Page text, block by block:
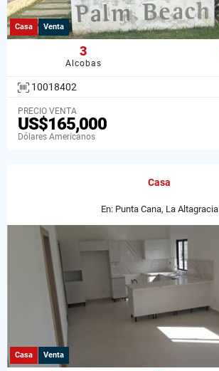
Casa Venta
3
Alcobas
10018402
PRECIO VENTA
US$165,000
Dólares Americanos
Casa
En: Punta Cana, La Altagracia
Casa Venta